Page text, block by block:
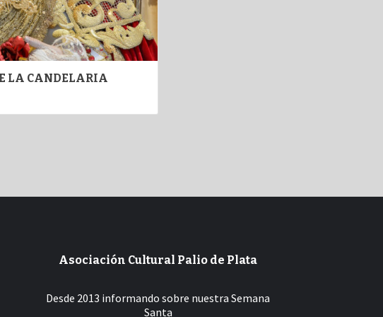
LA CANDELARIA
Asociación Cultural Palio de Plata
Desde 2013 informando sobre nuestra Semana
Santa